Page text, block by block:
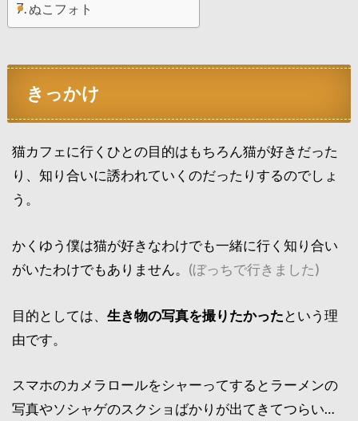
ぬこフォト
きっかけ
猫カフェに行くひとの目的はもちろん猫が好きだった
り、知り合いに誘われていくのだったりするのでしょ
う。
かくゆう僕は猫が好きなわけでも一緒に行く知り合い
がいたわけでもありません。 (ぼっちで行きました)
目的としては、生き物の写真を撮りたかったという理
由です。
スマホのカメラロールをシャーってするとラーメンの
写真やソシャゲのスクショばかりが出てきてつらい…